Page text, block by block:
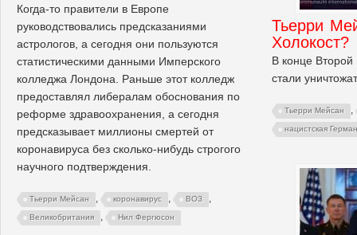
Когда-то правители в Европе
руководствовались предсказаниями
астрологов, а сегодня они пользуются
статистическими данными Имперского
колледжа Лондона. Раньше этот колледж
предоставлял либералам обоснования по
реформе здравоохранения, а сегодня
предсказывает миллионы смертей от
коронавируса без сколько-нибудь строгого
научного подтверждения.
Тьерри Мейсан , коронавирус , ВОЗ ,
Великобритания , Нил Фергюсон
Тьерри
Холокост?
В конце
стали
Тьерри Мейсан ,
нацистская